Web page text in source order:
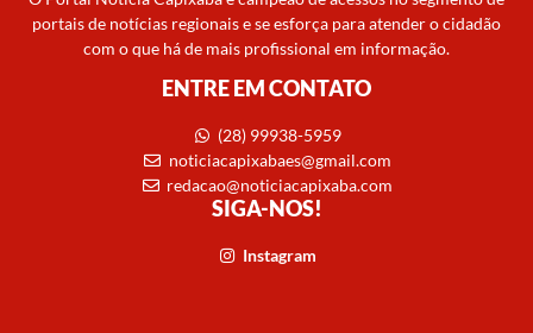
portais de notícias regionais e se esforça para atender o cidadão
com o que há de mais profissional em informação.
ENTRE EM CONTATO
(28) 99938-5959
noticiacapixabaes@gmail.com
redacao@noticiacapixaba.com
SIGA-NOS!
Instagram